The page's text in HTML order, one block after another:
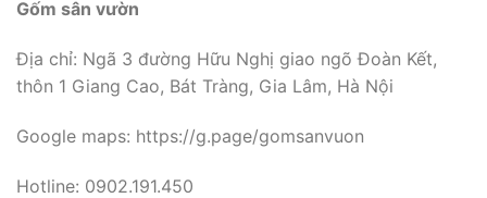
Gốm sân vườn
Địa chỉ: Ngã 3 đường Hữu Nghị giao ngõ Đoàn Kết,
thôn 1 Giang Cao, Bát Tràng, Gia Lâm, Hà Nội
Google maps: https://g.page/gomsanvuon
Hotline: 0902.191.450